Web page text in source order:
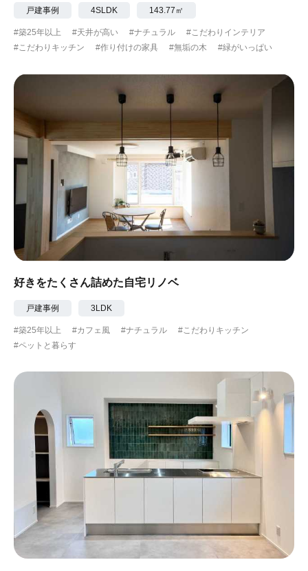
戸建事例 4SLDK 143.77㎡
#築25年以上 #天井が高い #ナチュラル
#こだわりインテリア
#こだわりキッチン
#作り付けの家具 #無垢の木 #緑がいっぱい
好きをたくさん詰めた自宅リノベ
戸建事例 3LDK
#築25年以上 #カフェ風 #ナチュラル
#こだわりキッチン
#ペットと暮らす